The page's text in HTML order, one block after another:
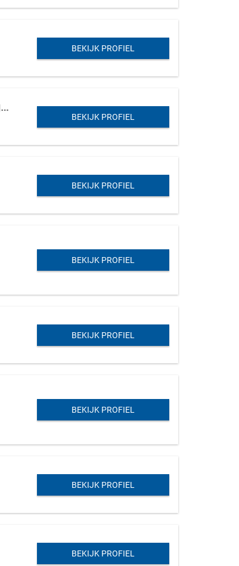
BEKIJK PROFIEL
Dameskledingwinkel te koop aangeboden in Overijssel (ook dames lingerie en ondergoed voor heren)
BEKIJK PROFIEL
BEKIJK PROFIEL
BEKIJK PROFIEL
BEKIJK PROFIEL
BEKIJK PROFIEL
BEKIJK PROFIEL
BEKIJK PROFIEL